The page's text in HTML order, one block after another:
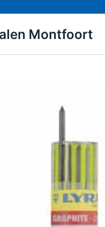
Montfoort